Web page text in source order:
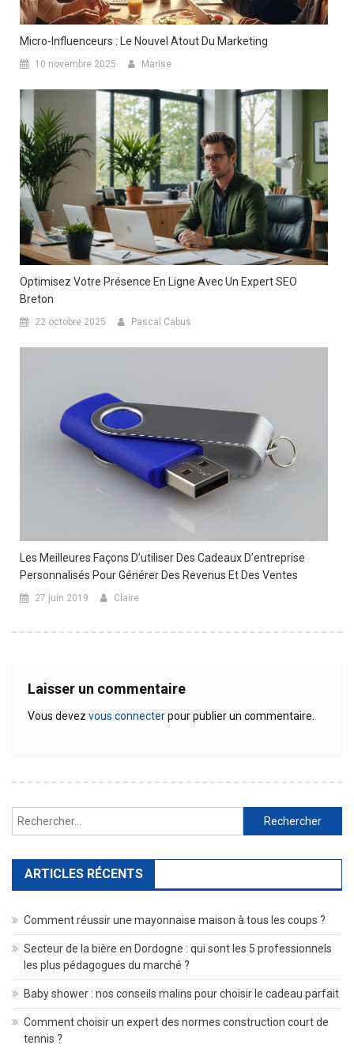
Micro-Influenceurs : Le Nouvel Atout Du Marketing
10 novembre 2025 Marise
Optimisez Votre Présence En Ligne Avec Un Expert SEO
Breton
22 octobre 2025 Pascal Cabus
Les Meilleures Façons D’utiliser Des Cadeaux D’entreprise
Personnalisés Pour Générer Des Revenus Et Des Ventes
27 juin 2019 Claire
Laisser un commentaire
Vous devez vous connecterpour publier un commentaire.
Rechercher :
ARTICLES RÉCENTS
Comment réussir une mayonnaise maison à tous les coups ?
Secteur de la bière en Dordogne : qui sont les 5 professionnels
les plus pédagogues du marché ?
Baby shower : nos conseils malins pour choisir le cadeau parfait
Comment choisir un expert des normes construction court de
tennis ?